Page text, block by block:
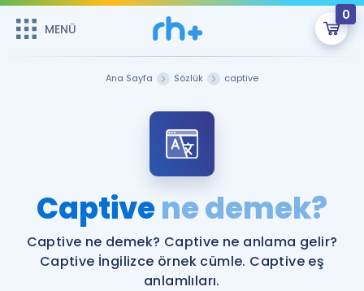
MENÜ
0
ÜYE DEĞİLİM
Sepetin Şu An Boş.
Remzi Hoca ile seni sınava hazırlayacak onlarca eğitim seni
bekliyor!
MENÜ
Katılımcı Görüşleri
Faydalı Araçlar
Ana Sayfa Sözlük captive
Captivene demek?
Captive ne demek? Captive ne anlama gelir?
Captive İngilizce örnek cümle. Captive eş
anlamlıları.